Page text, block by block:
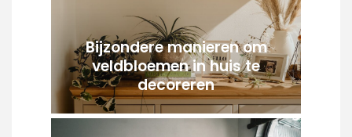
Bijzondere manieren om
veldbloemen in huis te
decoreren